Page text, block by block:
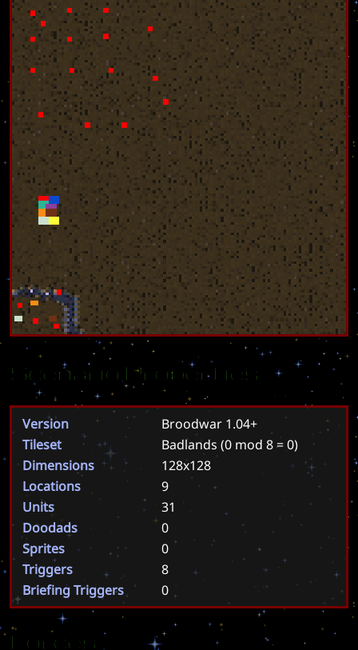
Scenario Properties
Version
Broodwar 1.04+
Tileset
Badlands (0 mod 8 = 0)
Dimensions
128x128
Locations
9
Units
31
Doodads
0
Sprites
0
Triggers
8
Briefing Triggers
0
Forces